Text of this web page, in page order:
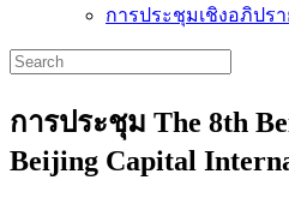
การประชุมเชิงอภิปรา
การประชุม The 8th
Beijing Capital